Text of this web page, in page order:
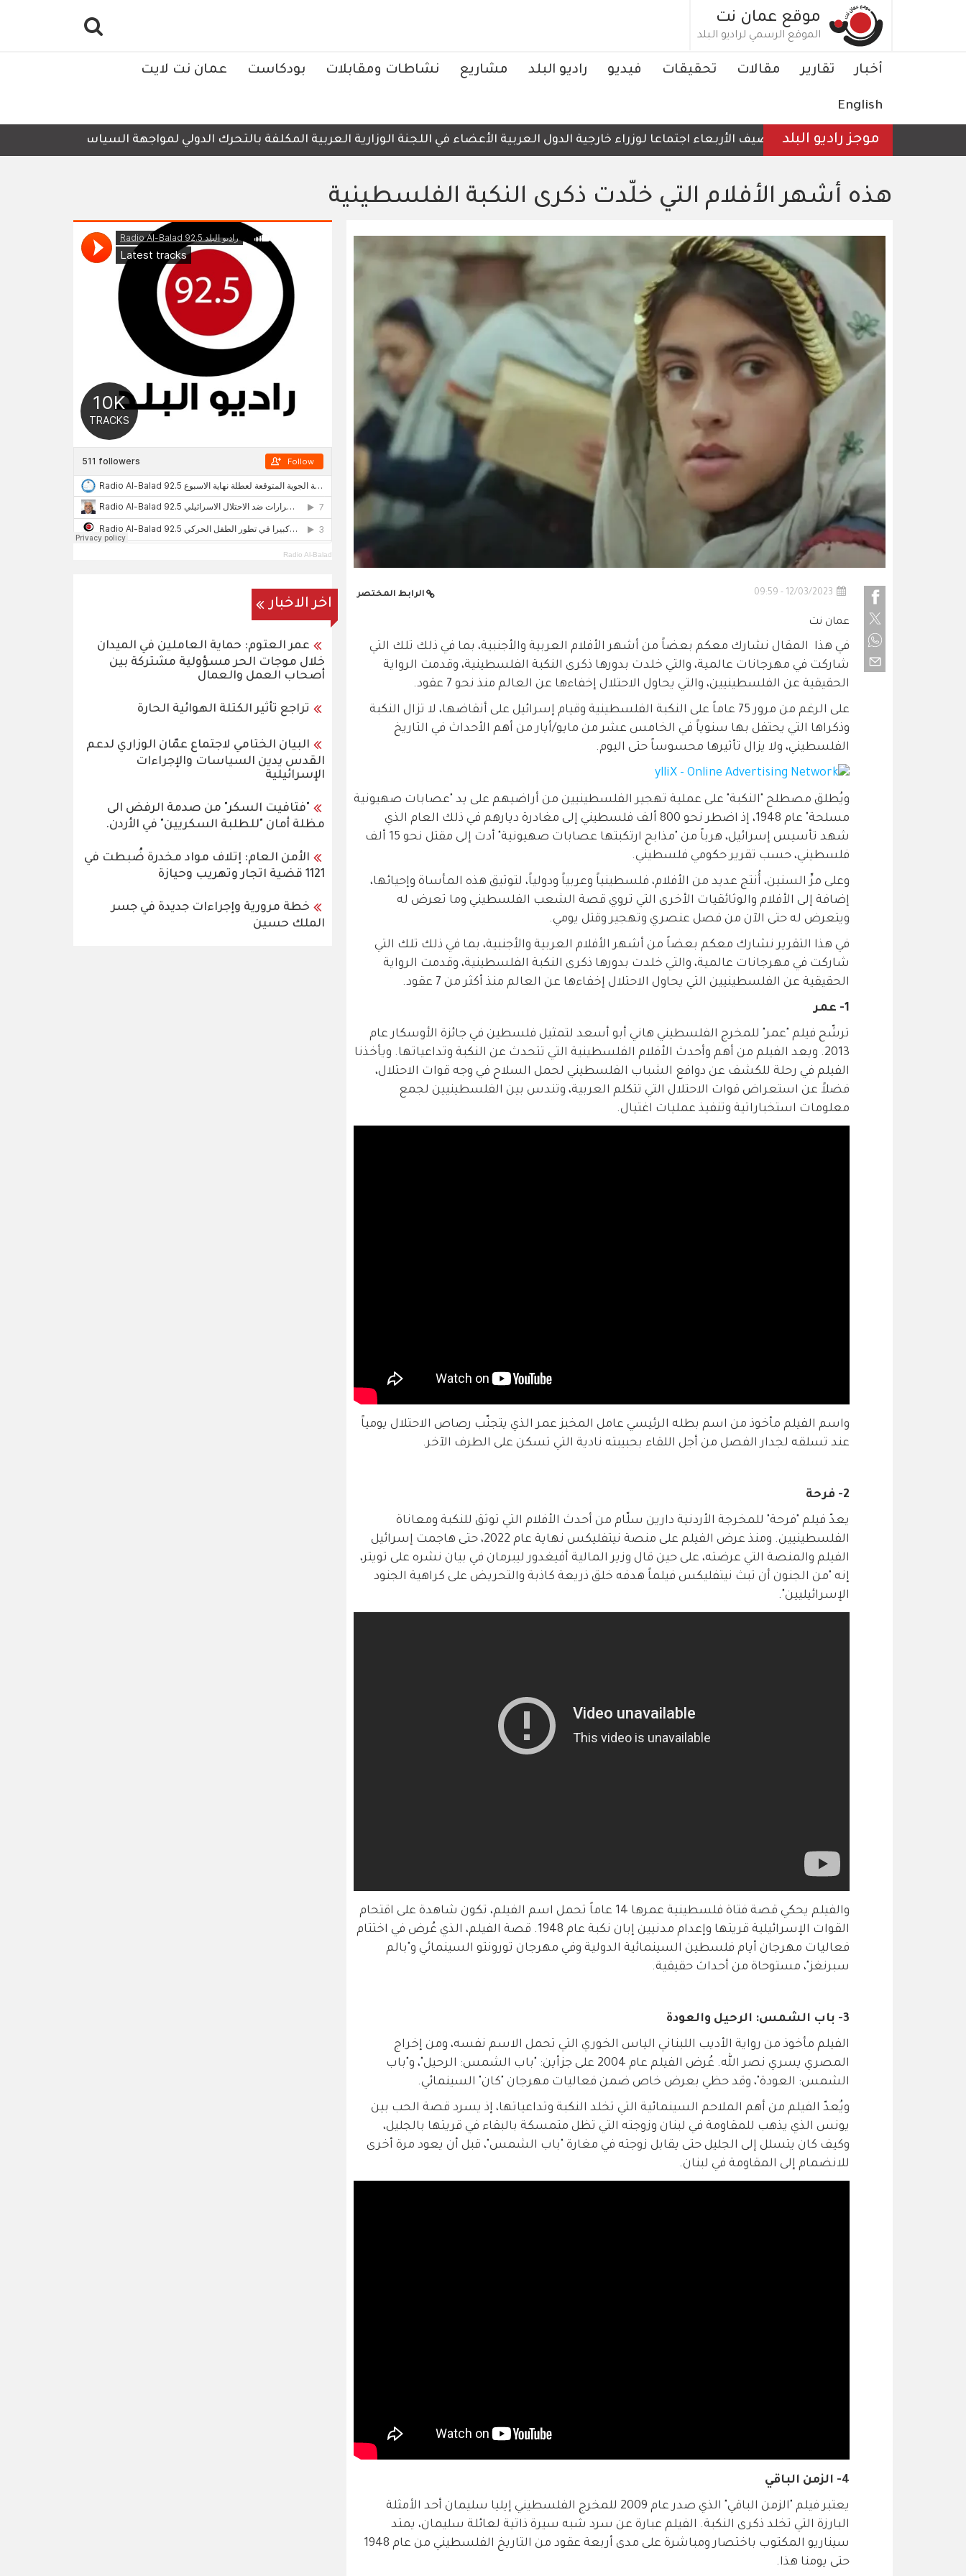
موقع عمان نت
الموقع الرسمي لراديو البلد
Main
أخبار تقارير مقالات تحقيقات فيديو راديو البلد مشاريع نشاطات ومقابلات بودكاست عمان نت لايت
English
موجز راديو البلد
الأردن يستضيف الأربعاء اجتماعا لوزراء خارجية الدول العربية الأعضاء في اللجنة الوزارية العربية المكلفة بالتحرك الدولي لمواجهة السياسات والإجراءات
هذه أشهر الأفلام التي خلّدت ذكرى النكبة الفلسطينية
12/03/2023 - 09:59 الرابط المختصر
عمان نت
في هذا المقال نشارك معكم بعضاً من أشهر الأفلام العربية والأجنبية، بما في ذلك تلك التي
شاركت في مهرجانات عالمية، والتي خلدت بدورها ذكرى النكبة الفلسطينية، وقدمت الرواية
الحقيقية عن الفلسطينيين، والتي يحاول الاحتلال إخفاءها عن العالم منذ نحو 7 عقود.
على الرغم من مرور 75 عاماً على النكبة الفلسطينية وقيام إسرائيل على أنقاضها، لا تزال النكبة
وذكراها التي يحتفل بها سنوياً في الخامس عشر من مايو/أيار من أهم الأحداث في التاريخ
الفلسطيني، ولا يزال تأثيرها محسوساً حتى اليوم.
ويُطلق مصطلح "النكبة" على عملية تهجير الفلسطينيين من أراضيهم على يد "عصابات صهيونية
مسلحة" عام 1948، إذ اضطر نحو 800 ألف فلسطيني إلى مغادرة ديارهم في ذلك العام الذي
شهد تأسيس إسرائيل، هرباً من "مذابح ارتكبتها عصابات صهيونية" أدت إلى مقتل نحو 15 ألف
فلسطيني، حسب تقرير حكومي فلسطيني.
وعلى مرِّ السنين، أُنتج عديد من الأفلام، فلسطينياً وعربياً ودولياً، لتوثيق هذه المأساة وإحيائها،
إضافة إلى الأفلام والوثائقيات الأخرى التي تروي قصة الشعب الفلسطيني وما تعرض له
ويتعرض له حتى الآن من فصل عنصري وتهجير وقتل يومي.
في هذا التقرير نشارك معكم بعضاً من أشهر الأفلام العربية والأجنبية، بما في ذلك تلك التي
شاركت في مهرجانات عالمية، والتي خلدت بدورها ذكرى النكبة الفلسطينية، وقدمت الرواية
الحقيقية عن الفلسطينيين التي يحاول الاحتلال إخفاءها عن العالم منذ أكثر من 7 عقود.
1- عمر
ترشّح فيلم "عمر" للمخرج الفلسطيني هاني أبو أسعد لتمثيل فلسطين في جائزة الأوسكار عام
2013. ويعد الفيلم من أهم وأحدث الأفلام الفلسطينية التي تتحدث عن النكبة وتداعياتها. ويأخذنا
الفيلم في رحلة للكشف عن دوافع الشباب الفلسطيني لحمل السلاح في وجه قوات الاحتلال،
فضلاً عن استعراض قوات الاحتلال التي تتكلم العربية، وتندس بين الفلسطينيين لجمع
معلومات استخباراتية وتنفيذ عمليات اغتيال.
واسم الفيلم مأخوذ من اسم بطله الرئيسي عامل المخبز عمر الذي يتجنّب رصاص الاحتلال يومياً
عند تسلقه لجدار الفصل من أجل اللقاء بحبيبته نادية التي تسكن على الطرف الآخر.
2- فرحة
يعدّ فيلم "فرحة" للمخرجة الأردنية دارين سلّام من أحدث الأفلام التي توثق للنكبة ومعاناة
الفلسطينيين. ومنذ عرض الفيلم على منصة نيتفليكس نهاية عام 2022، حتى هاجمت إسرائيل
الفيلم والمنصة التي عرضته، على حين قال وزير المالية أفيغدور ليبرمان في بيان نشره على تويتر،
إنه "من الجنون أن تبث نيتفليكس فيلماً هدفه خلق ذريعة كاذبة والتحريض على كراهية الجنود
الإسرائيليين".
والفيلم يحكي قصة فتاة فلسطينية عمرها 14 عاماً تحمل اسم الفيلم، تكون شاهدة على اقتحام
القوات الإسرائيلية قريتها وإعدام مدنيين إبان نكبة عام 1948. قصة الفيلم، الذي عُرض في اختتام
فعاليات مهرجان أيام فلسطين السينمائية الدولية وفي مهرجان تورونتو السينمائي و"بالم
سبرنغز"، مستوحاة من أحداث حقيقية.
3- باب الشمس: الرحيل والعودة
الفيلم مأخوذ من رواية الأديب اللبناني الياس الخوري التي تحمل الاسم نفسه، ومن إخراج
المصري يسري نصر الله. عُرض الفيلم عام 2004 على جزأين: "باب الشمس: الرحيل"، و"باب
الشمس: العودة"، وقد حظي بعرض خاص ضمن فعاليات مهرجان "كان" السينمائي.
ويُعدّ الفيلم من أهم الملاحم السينمائية التي تخلد النكبة وتداعياتها، إذ يسرد قصة الحب بين
يونس الذي يذهب للمقاومة في لبنان وزوجته التي تظل متمسكة بالبقاء في قريتها بالجليل،
وكيف كان يتسلل إلى الجليل حتى يقابل زوجته في مغارة "باب الشمس"، قبل أن يعود مرة أخرى
للانضمام إلى المقاومة في لبنان.
4- الزمن الباقي
يعتبر فيلم "الزمن الباقي" الذي صدر عام 2009 للمخرج الفلسطيني إيليا سليمان أحد الأمثلة
البارزة التي تخلد ذكرى النكبة. الفيلم عبارة عن سرد شبه سيرة ذاتية لعائلة سليمان، يمتد
سيناريو المكتوب باختصار ومباشرة على مدى أربعة عقود من التاريخ الفلسطيني من عام 1948
حتى يومنا هذا.
Radio Al-Balad
اخر الاخبار
عمر العتوم: حماية العاملين في الميدان
خلال موجات الحر مسؤولية مشتركة بين
أصحاب العمل والعمال
تراجع تأثير الكتلة الهوائية الحارة
البيان الختامي لاجتماع عمّان الوزاري لدعم
القدس يدين السياسات والإجراءات
الإسرائيلية
"فتافيت السكر" من صدمة الرفض الى
مظلة أمان "للطلبة السكريين" في الأردن.
الأمن العام: إتلاف مواد مخدرة ضُبطت في
1121 قضية اتجار وتهريب وحيازة
خطة مرورية وإجراءات جديدة في جسر
الملك حسين